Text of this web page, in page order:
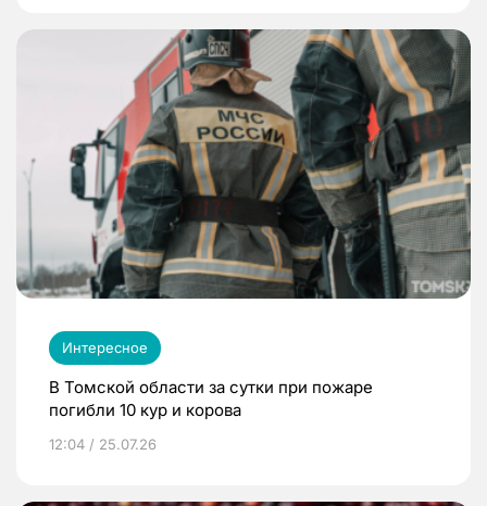
Интересное
В Томской области за сутки при пожаре
погибли 10 кур и корова
12:04 / 25.07.26